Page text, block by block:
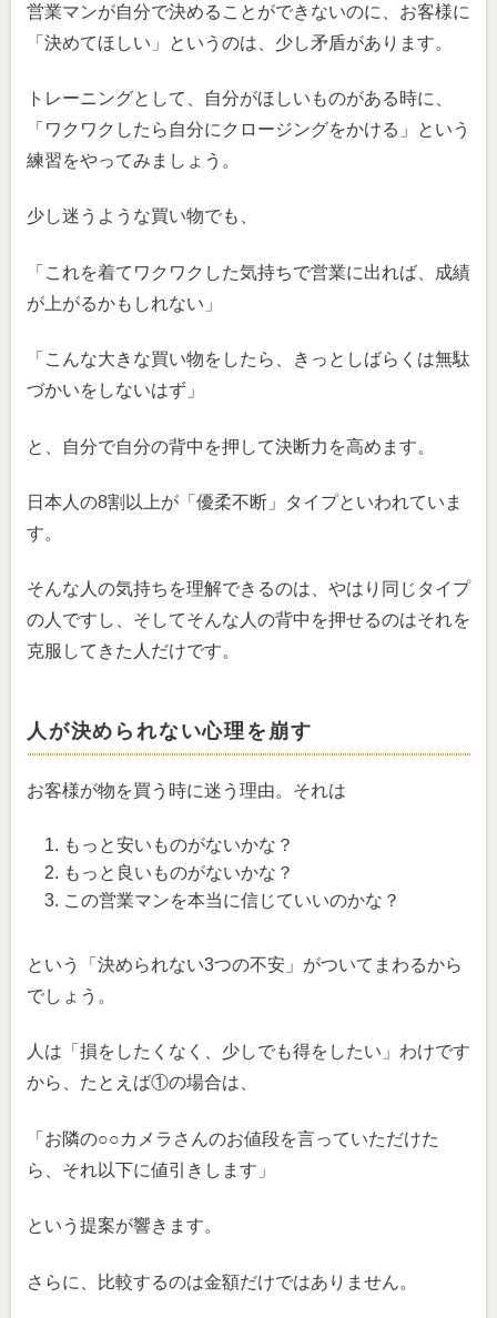
営業マンが自分で決めることができないのに、お客様に
「決めてほしい」というのは、少し矛盾があります。
トレーニングとして、自分がほしいものがある時に、
「ワクワクしたら自分にクロージングをかける」という
練習をやってみましょう。
少し迷うような買い物でも、
「これを着てワクワクした気持ちで営業に出れば、成績
が上がるかもしれない」
「こんな大きな買い物をしたら、きっとしばらくは無駄
づかいをしないはず」
と、自分で自分の背中を押して決断力を高めます。
日本人の8割以上が「優柔不断」タイプといわれていま
す。
そんな人の気持ちを理解できるのは、やはり同じタイプ
の人ですし、そしてそんな人の背中を押せるのはそれを
克服してきた人だけです。
人が決められない心理を崩す
お客様が物を買う時に迷う理由。それは
もっと安いものがないかな？
もっと良いものがないかな？
この営業マンを本当に信じていいのかな？
という「決められない3つの不安」がついてまわるから
でしょう。
人は「損をしたくなく、少しでも得をしたい」わけです
から、たとえば①の場合は、
「お隣の○○カメラさんのお値段を言っていただけた
ら、それ以下に値引きします」
という提案が響きます。
さらに、比較するのは金額だけではありません。